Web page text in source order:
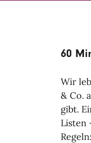
60
Wir
& Co.
gibt.
Listen